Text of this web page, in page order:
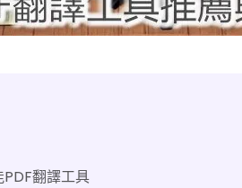
翻譯工具